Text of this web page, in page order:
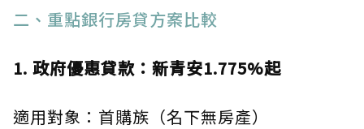
二、重點銀行房貸方案比較
1. 政府優惠貸款：新青安1.775%起
適用對象：首購族（名下無房產）